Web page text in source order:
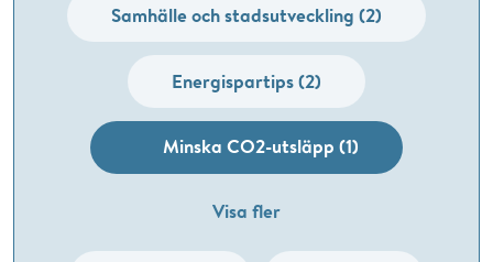
Samhälle och stadsutveckling (2)
Energispartips (2)
Minska CO2-utsläpp (1)
Visa fler